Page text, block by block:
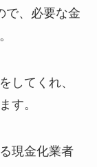
で、必要な金
してくれ、
す。
現金化業者